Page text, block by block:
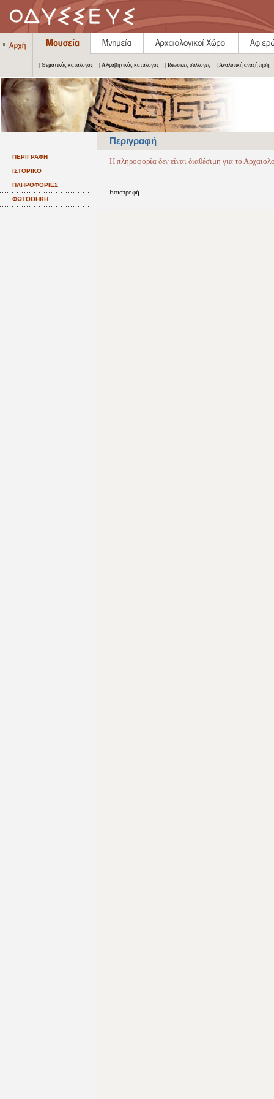
| Θεματικός κατάλογος | Αλφαβητικός κατάλογος | Ιδιωτικές συλλογές | Αναλυτική αναζήτηση
Περιγραφή
ΠΕΡΙΓΡΑΦΗ
ΙΣΤΟΡΙΚΟ
ΠΛΗΡΟΦΟΡΙΕΣ
ΦΩΤΟΘΗΚΗ
Η πληροφορία δεν είναι διαθέσιμη για το
Επιστροφή